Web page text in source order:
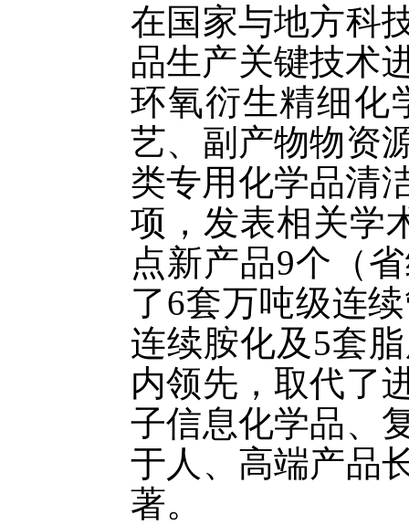
在国家与地方科
品生产关键技术
环氧衍生精细化
艺、副产物物资
类专用化学品清
项，发表相关学
点新产品9个（
了6套万吨级连
连续胺化及 5套
内领先，取代了
子信息化学品、
于人、高端产品
著。